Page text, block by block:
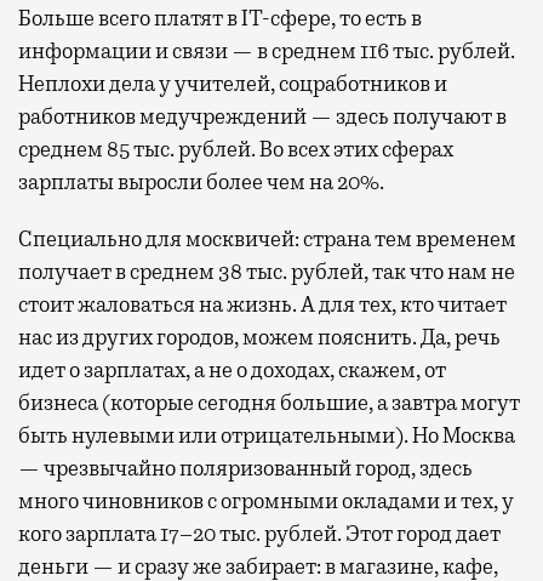
Больше всего платят в IT-сфере, то есть в
информации и связи — в среднем 116 тыс. рублей.
Неплохи дела у учителей, соцработников и
работников медучреждений — здесь получают в
среднем 85 тыс. рублей. Во всех этих сферах
зарплаты выросли более чем на 20%.
Специально для москвичей: страна тем временем
получает в среднем 38 тыс. рублей, так что нам не
стоит жаловаться на жизнь. А для тех, кто читает
нас из других городов, можем пояснить. Да, речь
идет о зарплатах, а не о доходах, скажем, от
бизнеса (которые сегодня большие, а завтра могут
быть нулевыми или отрицательными). Но Москва
— чрезвычайно поляризованный город, здесь
много чиновников с огромными окладами и тех, у
кого зарплата 17–20 тыс. рублей. Этот город дает
деньги — и сразу же забирает: в магазине, кафе,